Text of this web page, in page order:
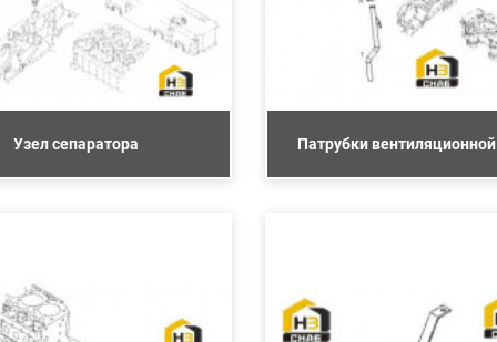
Узел сепаратора Патрубки